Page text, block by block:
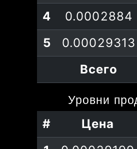
3
0.00029255
4
0.0002884
5
0.00029313
Всего
Уровни
# Цена